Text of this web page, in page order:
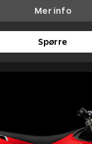
Mer info
Spørre